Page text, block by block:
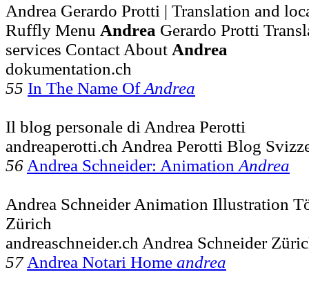
Andrea Gerardo Protti | Translation and
Ruffly Menu Andrea Gerardo Protti
services Contact About Andrea
dokumentation.ch
55 In The Name OfAndrea
Il blog personale di Andrea Perotti
andreaperotti.ch Andrea Perotti Blog
56 Andrea Schneider: Animation Andrea
Andrea Schneider Animation Illustration
Zürich
andreaschneider.ch Andrea Schneider
57 Andrea Notari Home andrea